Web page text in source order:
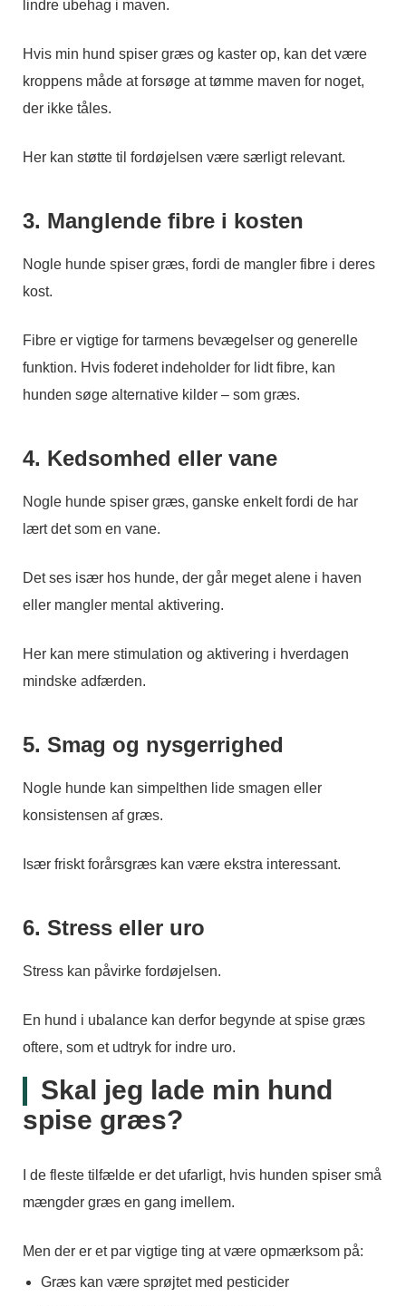
lindre ubehag i maven.
Hvis min hund spiser græs og kaster op, kan det være
kroppens måde at forsøge at tømme maven for noget,
der ikke tåles.
Her kan støtte til fordøjelsen være særligt relevant.
3. Manglende fibre i kosten
Nogle hunde spiser græs, fordi de mangler fibre i deres
kost.
Fibre er vigtige for tarmens bevægelser og generelle
funktion. Hvis foderet indeholder for lidt fibre, kan
hunden søge alternative kilder – som græs.
4. Kedsomhed eller vane
Nogle hunde spiser græs, ganske enkelt fordi de har
lært det som en vane.
Det ses især hos hunde, der går meget alene i haven
eller mangler mental aktivering.
Her kan mere stimulation og aktivering i hverdagen
mindske adfærden.
5. Smag og nysgerrighed
Nogle hunde kan simpelthen lide smagen eller
konsistensen af græs.
Især friskt forårsgræs kan være ekstra interessant.
6. Stress eller uro
Stress kan påvirke fordøjelsen.
En hund i ubalance kan derfor begynde at spise græs
oftere, som et udtryk for indre uro.
Skal jeg lade min hund
spise græs?
I de fleste tilfælde er det ufarligt, hvis hunden spiser små
mængder græs en gang imellem.
Men der er et par vigtige ting at være opmærksom på:
Græs kan være sprøjtet med pesticider